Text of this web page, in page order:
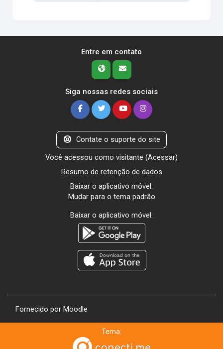
Entre em contato
Siga nossas redes sociais
Contate o suporte do site
Você acessou como visitante (Acessar)
Resumo de retenção de dados
Baixar o aplicativo móvel.
Mudar para o tema padrão
Baixar o aplicativo móvel.
Fornecido por Moodle
Tema: